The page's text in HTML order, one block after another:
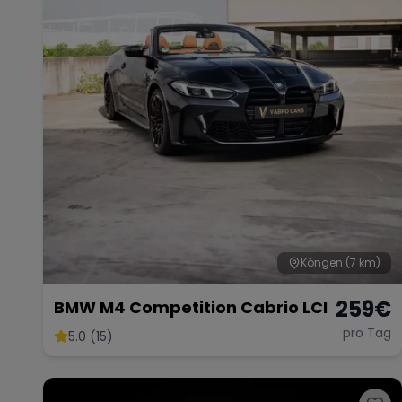
Köngen (7 km)
BMW M4 Competition Cabrio LCI
5.0 (15)
259€
pro Tag